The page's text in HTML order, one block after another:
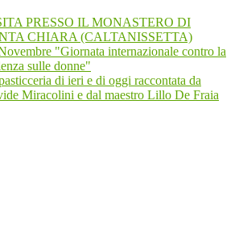
PRESSO IL MONASTERO DI
CHIARA (CALTANISSETTA)
"Giornata internazionale contro la
sulle donne"
di ieri e di oggi raccontata da
Miracolini e dal maestro Lillo De Fraia